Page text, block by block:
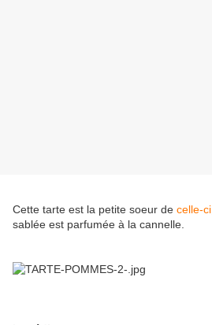
Cette tarte est la petite soeur de celle-ci
sablée est parfumée à la cannelle.